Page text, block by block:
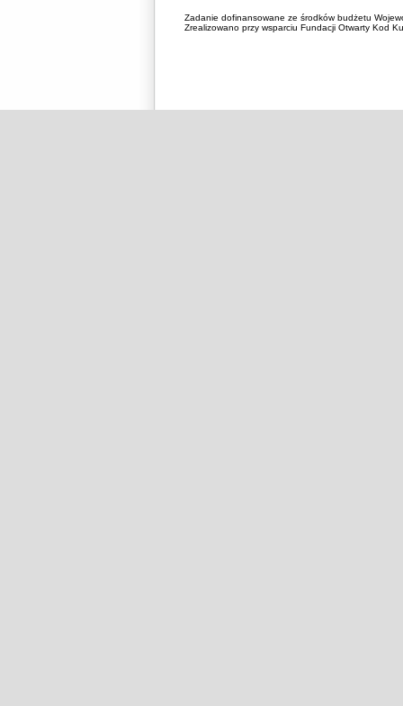
Zadanie dofinansowane ze środków budżetu
Zrealizowano przy wsparciu Fundacji Otwarty Kod